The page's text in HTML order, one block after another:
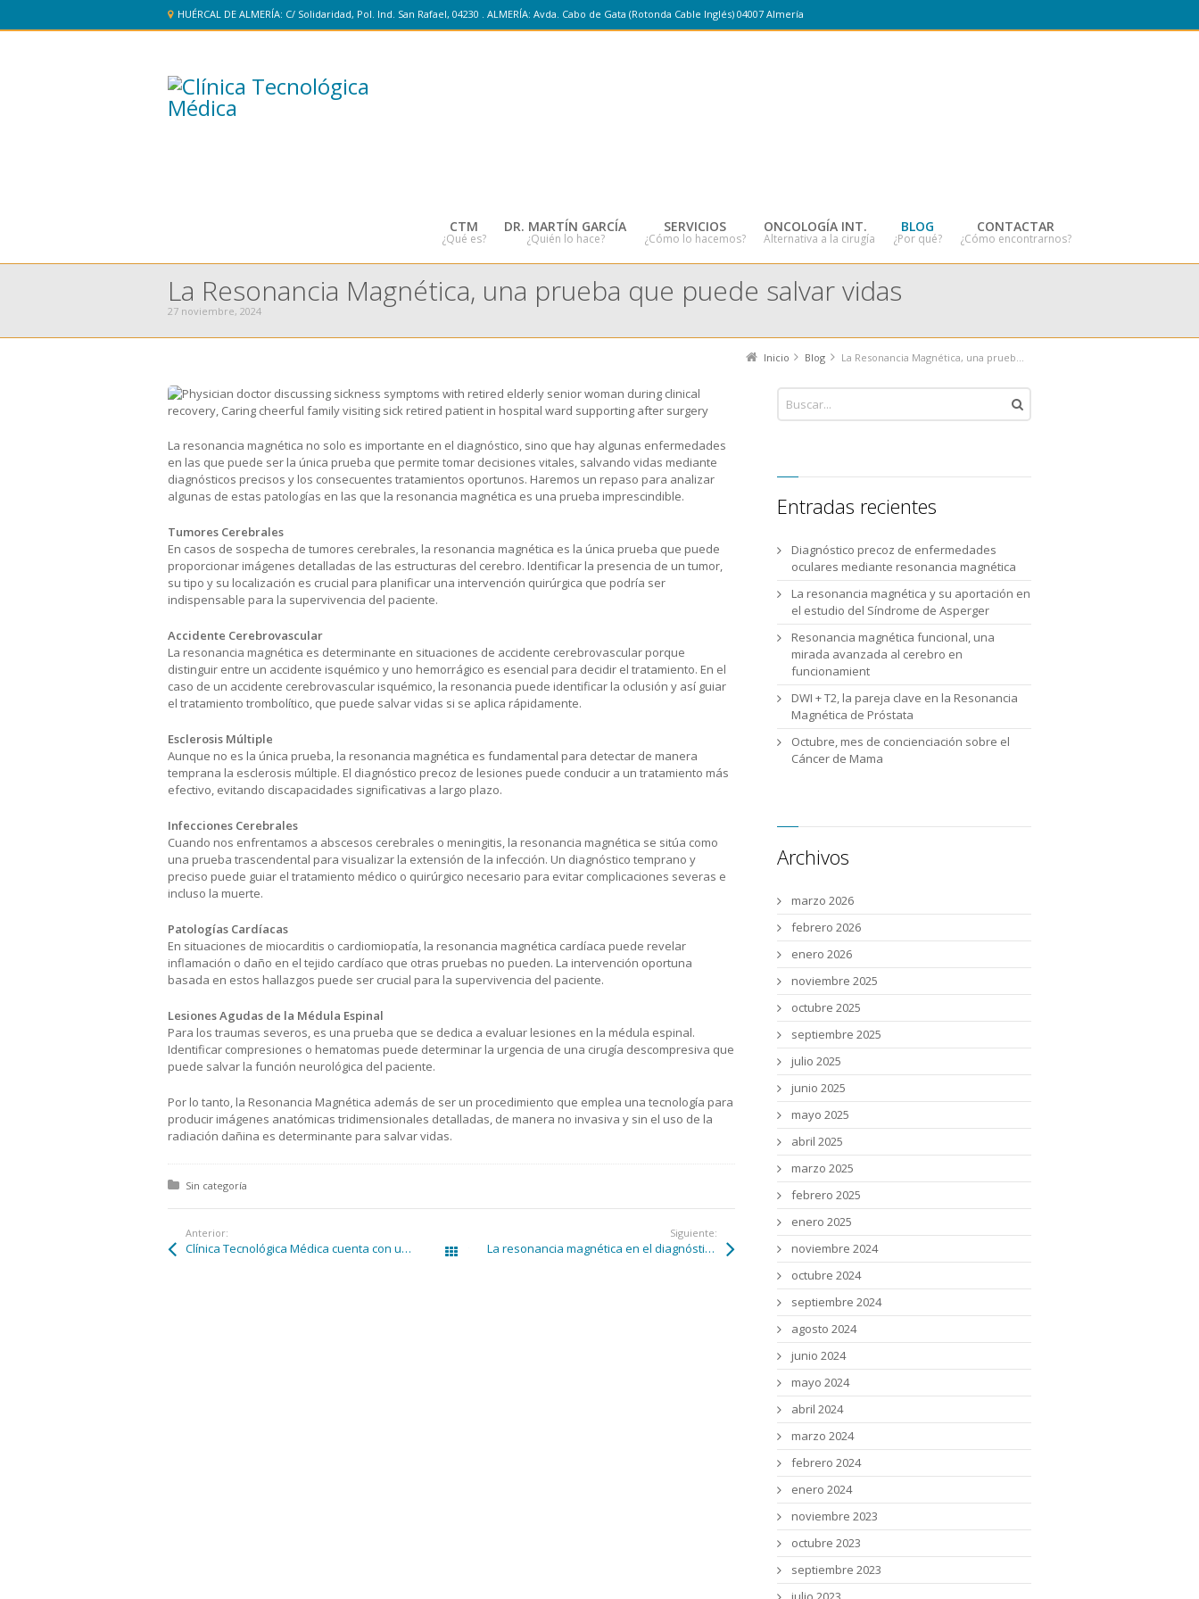
HUÉRCAL DE ALMERÍA: C/ Solidaridad, Pol. Ind. San Rafael, 04230 . ALMERÍA: Avda. Cabo de Gata (Rotonda Cable Inglés) 04007 Almería
CTM
¿Qué es?
DR. MARTÍN GARCÍA
¿Quién lo hace?
SERVICIOS
¿Cómo lo hacemos?
ONCOLOGÍA INT.
Alternativa a la cirugía
BLOG
¿Por qué?
CONTACTAR
¿Cómo encontrarnos?
La Resonancia Magnética, una prueba que puede salvar vidas
27 noviembre, 2024
Inicio Blog La Resonancia Magnética, una prueba que puede salvar vidas
La resonancia magnética no solo es importante en el diagnóstico, sino que hay algunas enfermedades
en las que puede ser la única prueba que permite tomar decisiones vitales, salvando vidas mediante
diagnósticos precisos y los consecuentes tratamientos oportunos. Haremos un repaso para analizar
algunas de estas patologías en las que la resonancia magnética es una prueba imprescindible.
Tumores Cerebrales
En casos de sospecha de tumores cerebrales, la resonancia magnética es la única prueba que puede
proporcionar imágenes detalladas de las estructuras del cerebro. Identificar la presencia de un tumor,
su tipo y su localización es crucial para planificar una intervención quirúrgica que podría ser
indispensable para la supervivencia del paciente.
Accidente Cerebrovascular
La resonancia magnética es determinante en situaciones de accidente cerebrovascular porque
distinguir entre un accidente isquémico y uno hemorrágico es esencial para decidir el tratamiento. En el
caso de un accidente cerebrovascular isquémico, la resonancia puede identificar la oclusión y así guiar
el tratamiento trombolítico, que puede salvar vidas si se aplica rápidamente.
Esclerosis Múltiple
Aunque no es la única prueba, la resonancia magnética es fundamental para detectar de manera
temprana la esclerosis múltiple. El diagnóstico precoz de lesiones puede conducir a un tratamiento más
efectivo, evitando discapacidades significativas a largo plazo.
Infecciones Cerebrales
Cuando nos enfrentamos a abscesos cerebrales o meningitis, la resonancia magnética se sitúa como
una prueba trascendental para visualizar la extensión de la infección. Un diagnóstico temprano y
preciso puede guiar el tratamiento médico o quirúrgico necesario para evitar complicaciones severas e
incluso la muerte.
Patologías Cardíacas
En situaciones de miocarditis o cardiomiopatía, la resonancia magnética cardíaca puede revelar
inflamación o daño en el tejido cardíaco que otras pruebas no pueden. La intervención oportuna
basada en estos hallazgos puede ser crucial para la supervivencia del paciente.
Lesiones Agudas de la Médula Espinal
Para los traumas severos, es una prueba que se dedica a evaluar lesiones en la médula espinal.
Identificar compresiones o hematomas puede determinar la urgencia de una cirugía descompresiva que
puede salvar la función neurológica del paciente.
Por lo tanto, la Resonancia Magnética además de ser un procedimiento que emplea una tecnología para
producir imágenes anatómicas tridimensionales detalladas, de manera no invasiva y sin el uso de la
radiación dañina es determinante para salvar vidas.
Posted in:
Sin categoría
Anterior:
Clínica Tecnológica Médica cuenta con una nueva resonancia magnética única en Almería que ha revolucionado el procedimiento y el cuidado del paciente Todas las entradas
Siguiente:
La resonancia magnética en el diagnóstico de la epilepsia
Entradas recientes
Diagnóstico precoz de enfermedades
oculares mediante resonancia magnética
La resonancia magnética y su aportación en
el estudio del Síndrome de Asperger
Resonancia magnética funcional, una
mirada avanzada al cerebro en
funcionamient
DWI + T2, la pareja clave en la Resonancia
Magnética de Próstata
Octubre, mes de concienciación sobre el
Cáncer de Mama
Archivos
marzo 2026
febrero 2026
enero 2026
noviembre 2025
octubre 2025
septiembre 2025
julio 2025
junio 2025
mayo 2025
abril 2025
marzo 2025
febrero 2025
enero 2025
noviembre 2024
octubre 2024
septiembre 2024
agosto 2024
junio 2024
mayo 2024
abril 2024
marzo 2024
febrero 2024
enero 2024
noviembre 2023
octubre 2023
septiembre 2023